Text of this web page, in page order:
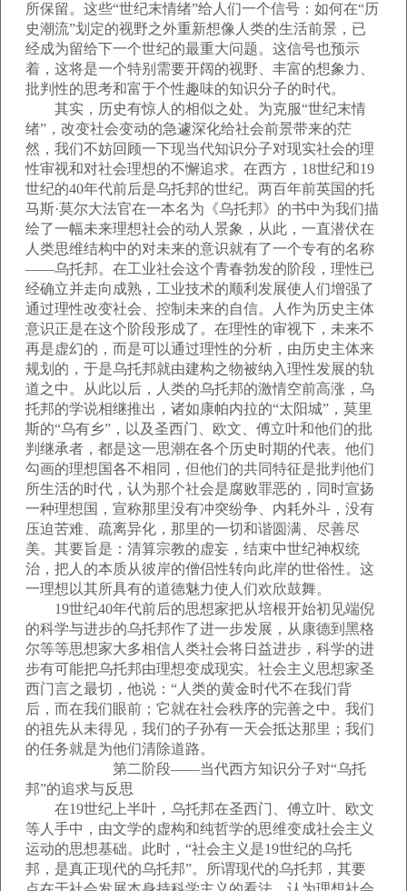
所保留。这些“世纪末情绪”给人们一个信号：如何在“历
史潮流”划定的视野之外重新想像人类的生活前景，已
经成为留给下一个世纪的最重大问题。这信号也预示
着，这将是一个特别需要开阔的视野、丰富的想象力、
批判性的思考和富于个性趣味的知识分子的时代。
其实，历史有惊人的相似之处。为克服“世纪末情
绪”，改变社会变动的急遽深化给社会前景带来的茫
然，我们不妨回顾一下现当代知识分子对现实社会的理
性审视和对社会理想的不懈追求。在西方，18世纪和19
世纪的40年代前后是乌托邦的世纪。两百年前英国的托
马斯·莫尔大法官在一本名为《乌托邦》的书中为我们描
绘了一幅未来理想社会的动人景象，从此，一直潜伏在
人类思维结构中的对未来的意识就有了一个专有的名称
——乌托邦。在工业社会这个青春勃发的阶段，理性已
经确立并走向成熟，工业技术的顺利发展使人们增强了
通过理性改变社会、控制未来的自信。人作为历史主体
意识正是在这个阶段形成了。在理性的审视下，未来不
再是虚幻的，而是可以通过理性的分析，由历史主体来
规划的，于是乌托邦就由建构之物被纳入理性发展的轨
道之中。从此以后，人类的乌托邦的激情空前高涨，乌
托邦的学说相继推出，诸如康帕内拉的“太阳城”，莫里
斯的“乌有乡”，以及圣西门、欧文、傅立叶和他们的批
判继承者，都是这一思潮在各个历史时期的代表。他们
勾画的理想国各不相同，但他们的共同特征是批判他们
所生活的时代，认为那个社会是腐败罪恶的，同时宣扬
一种理想国，宣称那里没有冲突纷争、内耗外斗，没有
压迫苦难、疏离异化，那里的一切和谐圆满、尽善尽
美。其要旨是：清算宗教的虚妄，结束中世纪神权统
治，把人的本质从彼岸的僧侣性转向此岸的世俗性。这
一理想以其所具有的道德魅力使人们欢欣鼓舞。
19世纪40年代前后的思想家把从培根开始初见端倪
的科学与进步的乌托邦作了进一步发展，从康德到黑格
尔等等思想家大多相信人类社会将日益进步，科学的进
步有可能把乌托邦由理想变成现实。社会主义思想家圣
西门言之最切，他说：“人类的黄金时代不在我们背
后，而在我们眼前；它就在社会秩序的完善之中。我们
的祖先从未得见，我们的子孙有一天会抵达那里；我们
的任务就是为他们清除道路。
第二阶段——当代西方知识分子对“乌托
邦”的追求与反思
在19世纪上半叶，乌托邦在圣西门、傅立叶、欧文
等人手中，由文学的虚构和纯哲学的思维变成社会主义
运动的思想基础。此时，“社会主义是19世纪的乌托
邦，是真正现代的乌托邦”。所谓现代的乌托邦，其要